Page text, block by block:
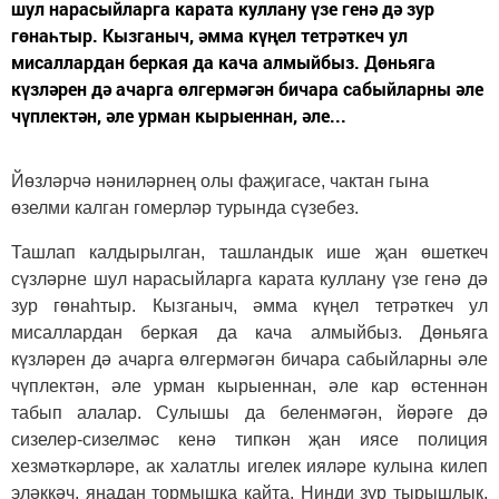
шул нарасыйларга карата куллану үзе генә дә зур
гөнаһтыр. Кызганыч, әмма күңел тетрәткеч ул
мисаллардан беркая да кача алмыйбыз. Дөньяга
күзләрен дә ачарга өлгермәгән бичара сабыйларны әле
чүплектән, әле урман кырыеннан, әле...
Йөзләрчә нәниләрнең олы фаҗигасе, чактан гына
өзелми калган гомерләр турында сүзебез.
Ташлап калдырылган, ташландык ише җан өшеткеч
сүзләрне шул нарасыйларга карата куллану үзе генә дә
зур гөнаһтыр. Кызганыч, әмма күңел тетрәткеч ул
мисаллардан беркая да кача алмыйбыз. Дөньяга
күзләрен дә ачарга өлгермәгән бичара сабыйларны әле
чүплектән, әле урман кырыеннан, әле кар өстеннән
табып алалар. Сулышы да беленмәгән, йөрәге дә
сизелер-сизелмәс кенә типкән җан иясе полиция
хезмәткәрләре, ак халатлы игелек ияләре кулына килеп
эләккәч, яңадан тормышка кайта. Нинди зур тырышлык,